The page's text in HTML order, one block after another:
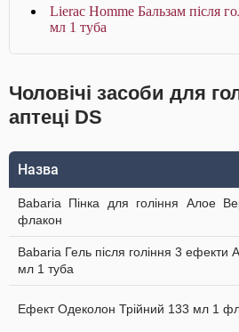
Lierac Homme Бальзам після
мл 1 туба
Чоловічі засоби для
аптеці DS
Назва
Babaria Пінка для гоління Алое
флакон
Babaria Гель після гоління 3 ефекти
мл 1 туба
Ефект Одеколон Трійний 133 мл 1